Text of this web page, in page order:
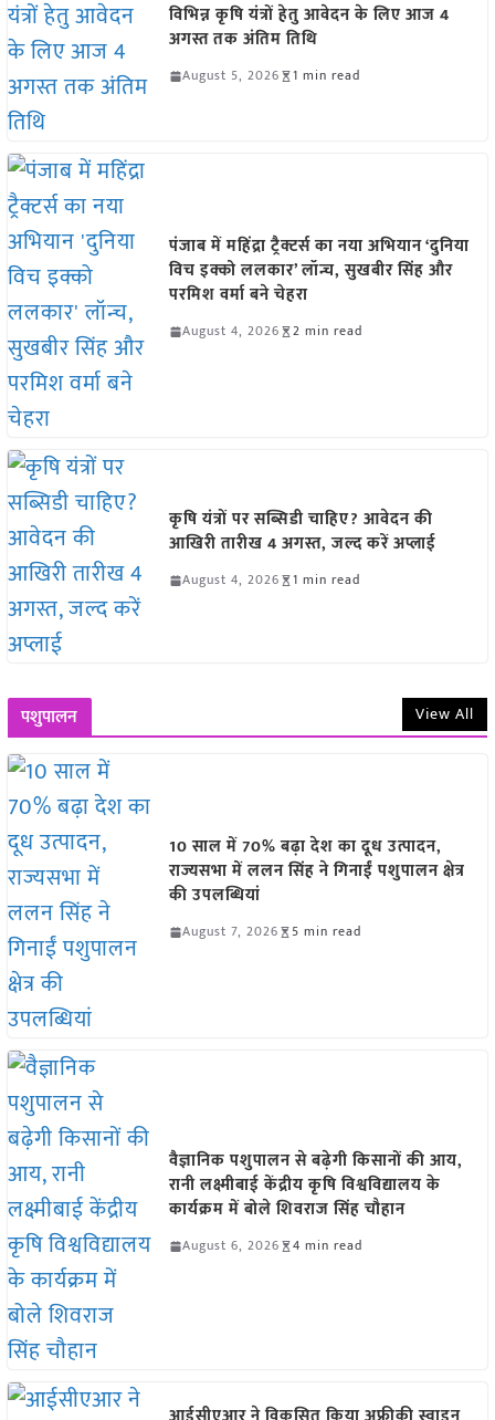
विभिन्न कृषि यंत्रों हेतु आवेदन के लिए आज 4
अगस्त तक अंतिम तिथि
August 5, 2026 1 min read
पंजाब में महिंद्रा ट्रैक्टर्स का नया अभियान ‘दुनिया
विच इक्को ललकार’ लॉन्च, सुखबीर सिंह और
परमिश वर्मा बने चेहरा
August 4, 2026 2 min read
कृषि यंत्रों पर सब्सिडी चाहिए? आवेदन की
आखिरी तारीख 4 अगस्त, जल्द करें अप्लाई
August 4, 2026 1 min read
पशुपालन View All
10 साल में 70% बढ़ा देश का दूध उत्पादन,
राज्यसभा में ललन सिंह ने गिनाईं पशुपालन क्षेत्र
की उपलब्धियां
August 7, 2026 5 min read
वैज्ञानिक पशुपालन से बढ़ेगी किसानों की आय,
रानी लक्ष्मीबाई केंद्रीय कृषि विश्वविद्यालय के
कार्यक्रम में बोले शिवराज सिंह चौहान
August 6, 2026 4 min read